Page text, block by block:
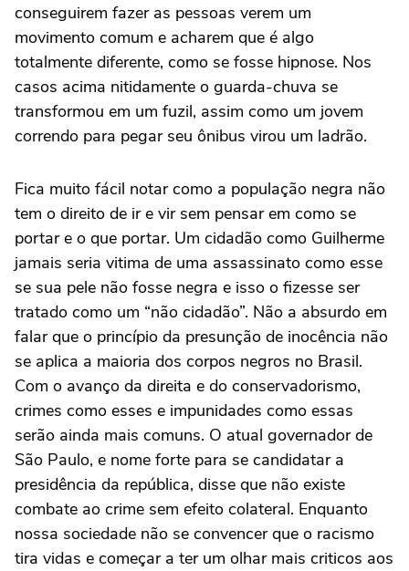
conseguirem fazer as pessoas verem um
movimento comum e acharem que é algo
totalmente diferente, como se fosse hipnose. Nos
casos acima nitidamente o guarda-chuva se
transformou em um fuzil, assim como um jovem
correndo para pegar seu ônibus virou um ladrão.
Fica muito fácil notar como a população negra não
tem o direito de ir e vir sem pensar em como se
portar e o que portar. Um cidadão como Guilherme
jamais seria vitima de uma assassinato como esse
se sua pele não fosse negra e isso o fizesse ser
tratado como um “não cidadão”. Não a absurdo em
falar que o princípio da presunção de inocência não
se aplica a maioria dos corpos negros no Brasil.
Com o avanço da direita e do conservadorismo,
crimes como esses e impunidades como essas
serão ainda mais comuns. O atual governador de
São Paulo, e nome forte para se candidatar a
presidência da república, disse que não existe
combate ao crime sem efeito colateral. Enquanto
nossa sociedade não se convencer que o racismo
tira vidas e começar a ter um olhar mais criticos aos